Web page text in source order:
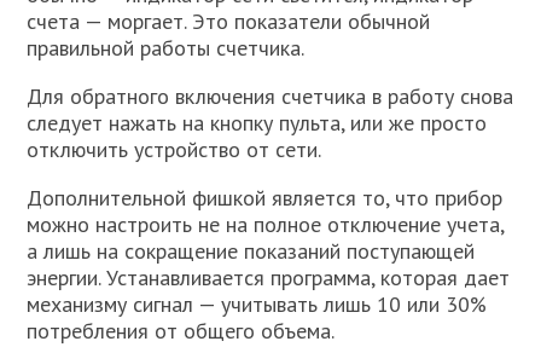
счета — моргает. Это показатели обычной
правильной работы счетчика.
Для обратного включения счетчика в работу снова
следует нажать на кнопку пульта, или же просто
отключить устройство от сети.
Дополнительной фишкой является то, что прибор
можно настроить не на полное отключение учета,
а лишь на сокращение показаний поступающей
энергии. Устанавливается программа, которая дает
механизму сигнал — учитывать лишь 10 или 30%
потребления от общего объема.